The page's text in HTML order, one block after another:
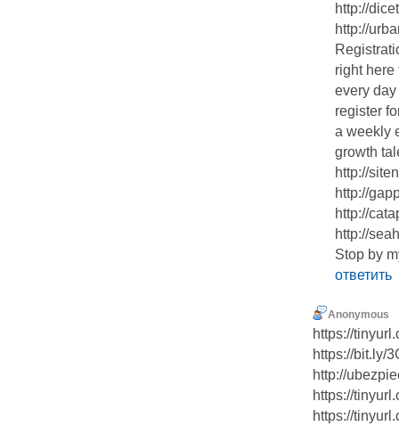
http://
http://
right here
every
register
a weekly
growth
http://
http://
http://
http://
Stop by
ответить
Anonymous
https://
https://bit.ly/
http://
https://
https://